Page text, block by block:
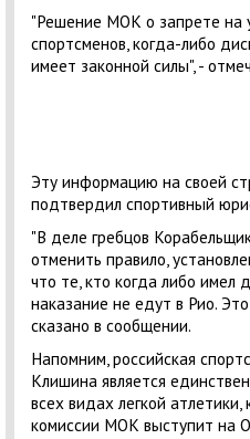
"Решение МОК о запрете на
спортсменов, когда-либо
имеет законной силы", -
Эту информацию на своей
подтвердил спортивный
"В деле гребцов
отменить правило,
что те, кто когда либо имел
наказание не едут в Рио.
сказано в сообщении.
Напомним, российская
Клишина является
всех видах легкой
комиссии МОК выступит на